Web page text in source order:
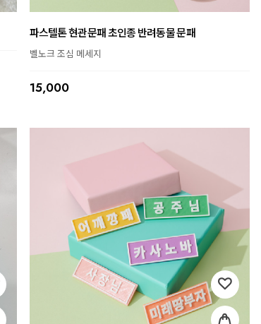
파스텔톤 현관문패 초인종 반려동물 문패
벨노크 조심 메세지
15,000